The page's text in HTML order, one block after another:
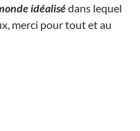
idéalisédans lequel
merci pour tout et au